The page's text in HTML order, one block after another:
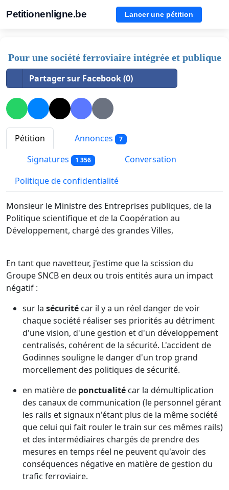
Petitionenligne.be Lancer une pétition
Pour une société ferroviaire intégrée et publique
Partager sur Facebook (0)
Pétition Annonces 7
Signatures 1 356
Conversation
Politique de confidentialité
Monsieur le Ministre des Entreprises publiques, de la
Politique scientifique et de la Coopération au
Développement, chargé des grandes Villes,
En tant que navetteur, j'estime que la scission du
Groupe SNCB en deux ou trois entités aura un impact
négatif :
sur la sécurité car il y a un réel danger de voir
chaque société réaliser ses priorités au détriment
d'une vision, d'une gestion et d'un développement
centralisés, cohérent de la sécurité. L'accident de
Godinnes souligne le danger d'un trop grand
morcellement des politiques de sécurité.
en matière de ponctualité car la démultiplication
des canaux de communication (le personnel gérant
les rails et signaux n'étant plus de la même société
que celui qui fait rouler le train sur ces mêmes rails)
et des intermédiaires chargés de prendre des
mesures en temps réel ne peuvent qu'avoir des
conséquences négative en matière de gestion du
trafic ferroviaire.